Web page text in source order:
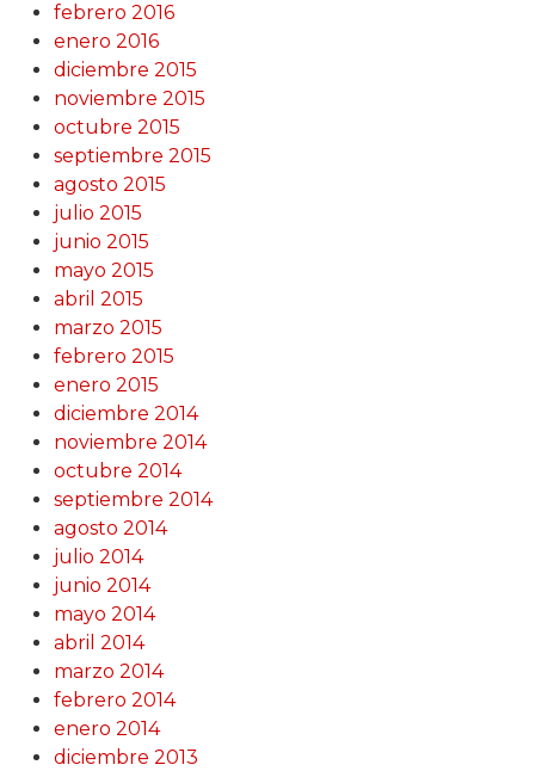
febrero 2016
enero 2016
diciembre 2015
noviembre 2015
octubre 2015
septiembre 2015
agosto 2015
julio 2015
junio 2015
mayo 2015
abril 2015
marzo 2015
febrero 2015
enero 2015
diciembre 2014
noviembre 2014
octubre 2014
septiembre 2014
agosto 2014
julio 2014
junio 2014
mayo 2014
abril 2014
marzo 2014
febrero 2014
enero 2014
diciembre 2013